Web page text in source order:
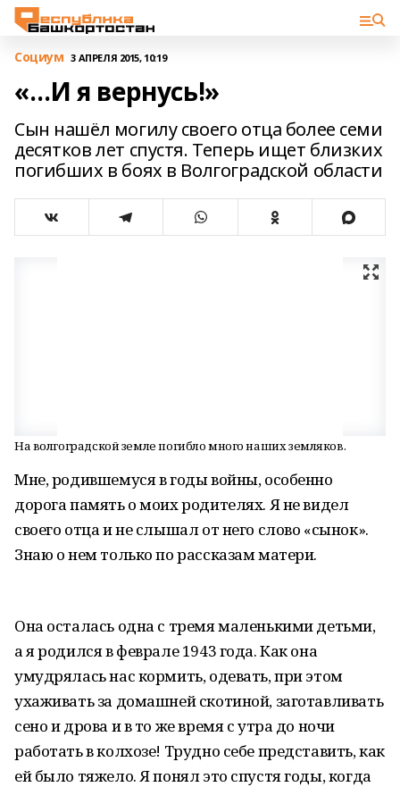
Cоциум 3 АПРЕЛЯ 2015, 10:19
«…И я вернусь!»
Сын нашёл могилу своего отца более семи
десятков лет спустя. Теперь ищет близких
погибших в боях в Волгоградской области
На волгоградской земле погибло много наших земляков.
Мне, родившемуся в годы войны, особенно
дорога память о моих родителях. Я не видел
своего отца и не слышал от него слово «сынок».
Знаю о нем только по рассказам матери.
Она осталась одна с тремя маленькими детьми,
а я родился в феврале 1943 года. Как она
умудрялась нас кормить, одевать, при этом
ухаживать за домашней скотиной, заготавливать
сено и дрова и в то же время с утра до ночи
работать в колхозе! Трудно себе представить, как
ей было тяжело. Я понял это спустя годы, когда